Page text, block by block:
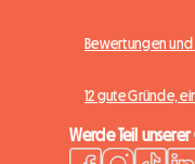
Bewertungen
12 gute Gründe,
Werde Teil